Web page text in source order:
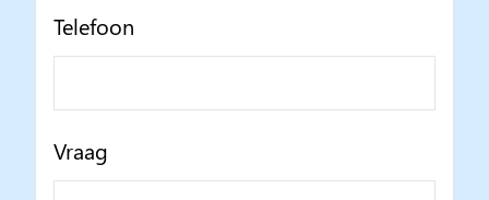
Telefoon
Vraag